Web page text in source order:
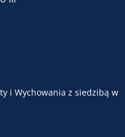
i Wychowania z siedzibą w